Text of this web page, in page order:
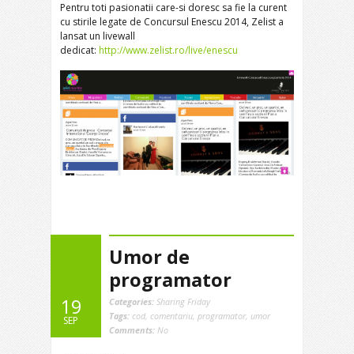
Pentru toti pasionatii care-si doresc sa fie la curent
cu stirile legate de Concursul Enescu 2014, Zelist a
lansat un livewall
dedicat: http://www.zelist.ro/live/enescu
19
SEP
Umor de
programator
Categories: Sharing Friday
Tags: cod, comentariu, programator, umor
Comments: No